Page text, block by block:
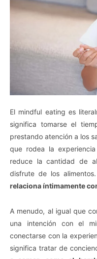
El mindful eating es
significa tomarse el
prestando atención a los
que rodea la
reduce la cantidad de
disfrute de los
relaciona íntimamente
A menudo, al igual que
una intención con el
conectarse con la
significa tratar de